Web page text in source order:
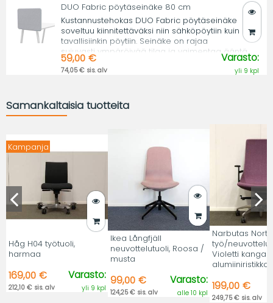
DUO Fabric pöytäseinäke 80 cm
Kustannustehokas DUO Fabric pöytäseinäke
soveltuu kiinnitettäväksi niin sähköpöytiin kuin
tavallisiinkin pöytiin. Seinäke on rajaa
sujuvasti ympäröivää tilaa ja vaimentaa ääntä.
59,00 €
74,05 € sis. alv
Varasto:
yli 9 kpl
Samankaltaisia tuotteita
Kampanja
Håg H04 työtuoli,
harmaa
169,00 €
212,10 € sis. alv
Varasto:
yli 9 kpl
Ikea Långfjäll
neuvottelutuoli, Roosa /
musta
99,00 €
124,25 € sis. alv
Varasto:
alle 10 kpl
Narbutas
työ/
Violetti kangas,
alumiiniristikko.
199,00 €
249,75 € sis. alv